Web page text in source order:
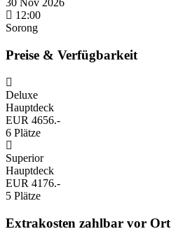
30 Nov 2026
12:00
Sorong
Preise & Verfügbarkeit
Deluxe
Hauptdeck
EUR 4656.-
6 Plätze
Superior
Hauptdeck
EUR 4176.-
5 Plätze
Extrakosten zahlbar vor Ort